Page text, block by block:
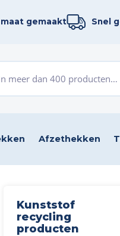
gemaakt Snel
Afzethekken
Kunststof
recycling
producten